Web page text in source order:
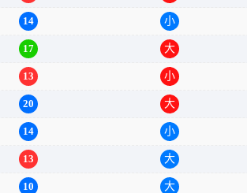
08 小
14 小
17 大
13 小
20 大
14 小
13 大